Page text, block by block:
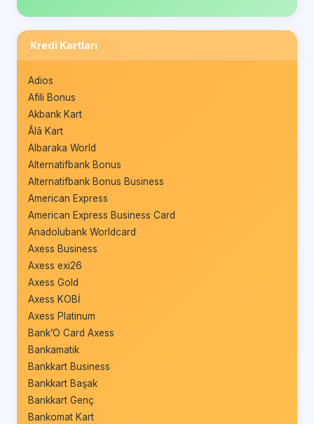
Kredi Kartları
Adios
Afili Bonus
Akbank Kart
Âlâ Kart
Albaraka World
Alternatifbank Bonus
Alternatifbank Bonus Business
American Express
American Express Business Card
Anadolubank Worldcard
Axess Business
Axess exi26
Axess Gold
Axess KOBİ
Axess Platinum
Bank’O Card Axess
Bankamatik
Bankkart Business
Bankkart Başak
Bankkart Genç
Bankomat Kart